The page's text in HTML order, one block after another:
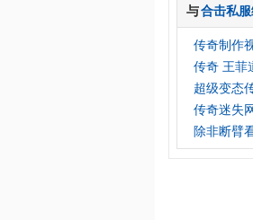
与合击私
传奇制作
传奇 王菲
超级变态
传奇迷失
除非断臂